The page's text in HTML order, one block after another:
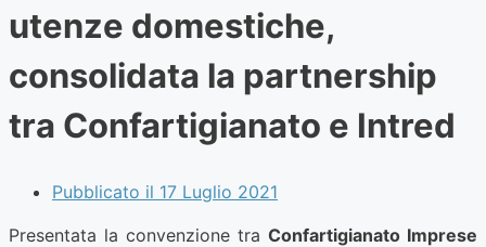
utenze domestiche,
consolidata la partnership
tra Confartigianato e Intred
Pubblicato il 17 Luglio 2021
Presentata la convenzione tra Confartigianato Imprese